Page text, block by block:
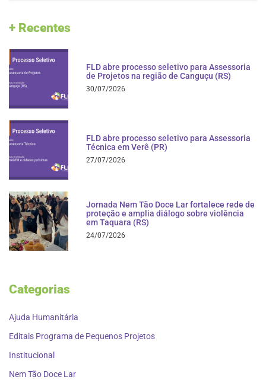
+ Recentes
FLD abre processo seletivo para Assessoria
de Projetos na região de Canguçu (RS)
30/07/2026
FLD abre processo seletivo para Assessoria
Técnica em Verê (PR)
27/07/2026
Jornada Nem Tão Doce Lar fortalece rede de
proteção e amplia diálogo sobre violência
em Taquara (RS)
24/07/2026
Categorias
Ajuda Humanitária
Editais Programa de Pequenos Projetos
Institucional
Nem Tão Doce Lar